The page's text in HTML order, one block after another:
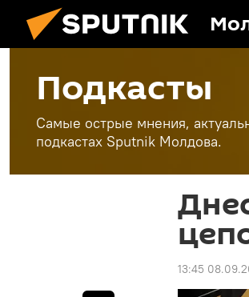
Подкасты
Самые острые мнения,
подкастах Sputnik Молдова.
13:45